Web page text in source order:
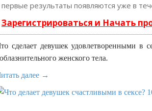
первые результаты появляются уже в
Зарегистрироваться и Начать
сделает девушек удовлетворенными в
женского тела.
далее →